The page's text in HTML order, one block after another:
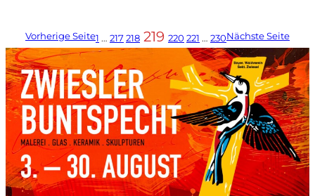
Vorherige Seite1 … 217218 219 220 221 … 230Nächste Seite